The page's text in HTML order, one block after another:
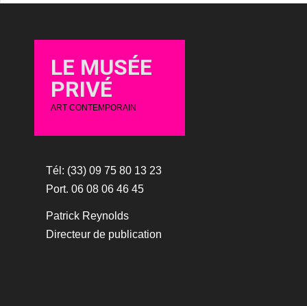
LE MUSÉE
PRIVÉ
ART CONTEMPORAIN
Tél: (33) 09 75 80 13 23
Port. 06 08 06 46 45
Patrick Reynolds
Directeur de publication